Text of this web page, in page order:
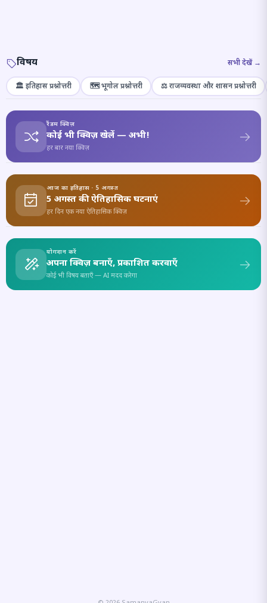
विषय सभी देखें →
🏛️ इतिहास प्रश्नोत्तरी 🗺️ भूगोल प्रश्नोत्तरी ⚖️ राजव्यवस्था और शासन प्रश्नोत्तरी
रैंडम क्विज़
कोई भी क्विज़ खेलें — अभी!
हर बार नया क्विज़
आज का इतिहास · 5 अगस्त
5 अगस्त की ऐतिहासिक घटनाएं
हर दिन एक नया ऐतिहासिक क्विज़
योगदान करें
अपना क्विज़ बनाएँ, प्रकाशित करवाएँ
कोई भी विषय बताएँ — AI मदद करेगा